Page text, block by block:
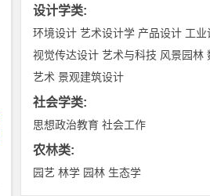
设计学类:
环境设计 艺术设计学 产品设计 工业
视觉传达设计 艺术与科技 风景园林
艺术 景观建筑设计
社会学类:
思想政治教育 社会工作
农林类:
园艺 林学 园林 生态学